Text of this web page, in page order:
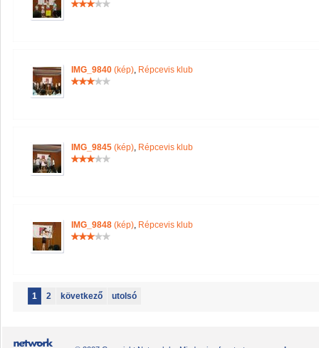
IMG_9840 (kép), Répcevis klub
IMG_9845 (kép), Répcevis klub
IMG_9848 (kép), Répcevis klub
1 2 következő utolsó